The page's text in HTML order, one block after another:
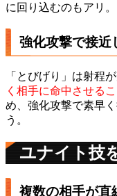
に回り込むのもアリ。
強化攻撃で接近
「とびげり」は射程
く相手に命中させる
め、強化攻撃で素早
う。
ユナイト技
複数の相手が直